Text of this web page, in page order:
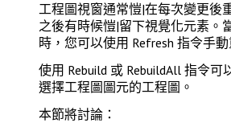
工程圖視窗通常愷|在每次變更後
之後有時候愷|留下視覺化元素。
時，您可以使用 Refresh 指令手動
使用 Rebuild 或 RebuildAll 指令可
選擇工程圖圖元的工程圖。
本節將討論：